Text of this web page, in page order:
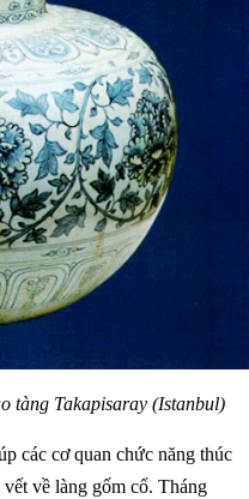
tàng Takapisaray (Istanbul)
cơ quan chức năng thúc
về làng gốm cổ. Tháng